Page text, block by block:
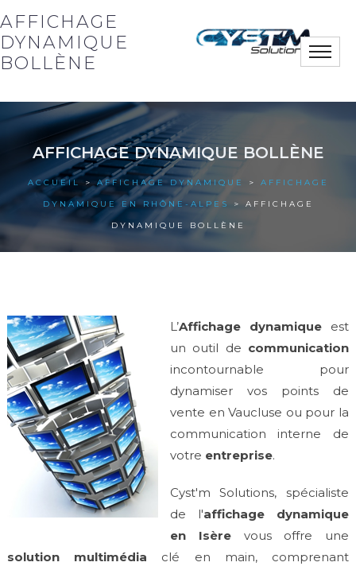
AFFICHAGE
DYNAMIQUE
BOLLÈNE
Notre société
Nos solutions
Nos actus
Nos références
Toggle
AFFICHAGE DYNAMIQUE BOLLÈNE
ACCUEIL > AFFICHAGE DYNAMIQUE > AFFICHAGE
DYNAMIQUE EN RHÔNE-ALPES > AFFICHAGE
DYNAMIQUE BOLLÈNE
L’Affichage dynamique est
un outil de communication
incontournable pour
dynamiser vos points de
vente en Vaucluse ou pour la
communication interne de
votre entreprise.
Cyst'm Solutions, spécialiste
de l'affichage dynamique
en Isèrevous offre une
solution multimédia clé en main, comprenant